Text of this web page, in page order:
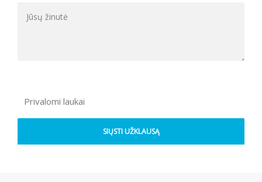
Privalomi laukai